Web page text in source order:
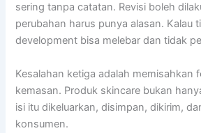
sering tanpa catatan. Revisi boleh
perubahan harus punya alasan. Kalau
development bisa melebar dan tidak
Kesalahan ketiga adalah memisahkan
kemasan. Produk skincare bukan
isi itu dikeluarkan, disimpan, dikirim,
konsumen.